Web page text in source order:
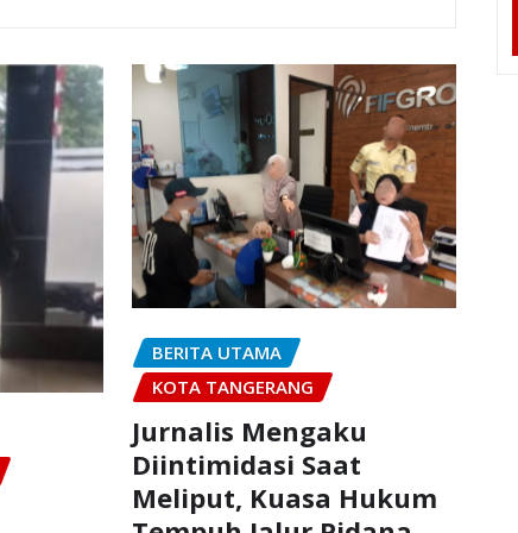
BERITA UTAMA
KOTA TANGERANG
Jurnalis Mengaku
Diintimidasi Saat
Meliput, Kuasa Hukum